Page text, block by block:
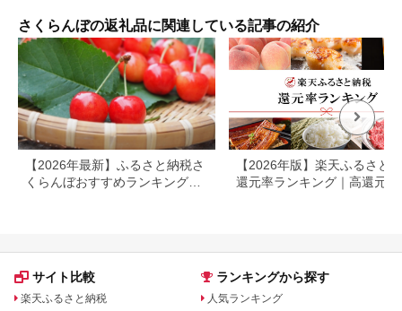
さくらんぼの返礼品に関連している記事の紹介
【2026年最新】ふるさと納税さ
くらんぼおすすめランキング｜
【2026年版】楽天ふるさと
還元率ランキング｜高還元率
サイト比較
楽天ふるさと納税
ランキングから探す
人気ランキング